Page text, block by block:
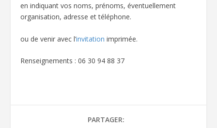
en indiquant vos noms, prénoms, éventuellement
organisation, adresse et téléphone.
ou de venir avec l’invitation imprimée.
Renseignements : 06 30 94 88 37
PARTAGER: